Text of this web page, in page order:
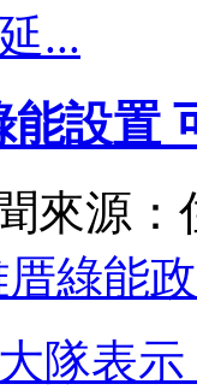
...
能設置
來源：
綠能
隊表